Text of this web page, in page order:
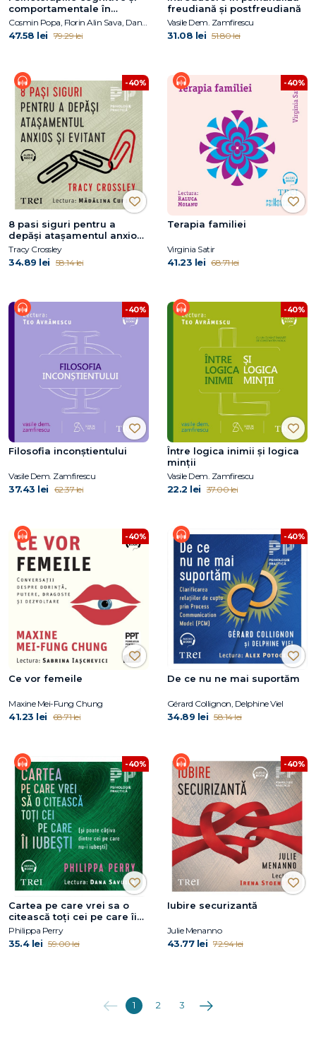
comportamentale în
tulburările de personalitate.
Aplicații practice și noi
direcții
47.58 lei 79.29 lei
freudiană şi postfreudiană
Vasile Dem. Zamfirescu
31.08 lei 51.80 lei
-40%
8 pasi siguri pentru a
depăși atașamentul anxios
și evitant
Tracy Crossley
34.89 lei 58.14 lei
-40%
Terapia familiei
Virginia Satir
41.23 lei 68.71 lei
-40%
Filosofia inconștientului
Vasile Dem. Zamfirescu
37.43 lei 62.37 lei
-40%
Între logica inimii şi logica
minţii
Vasile Dem. Zamfirescu
22.2 lei 37.00 lei
-40%
Ce vor femeile
Maxine Mei-Fung Chung
41.23 lei 68.71 lei
-40%
De ce nu ne mai suportăm
Gérard Collignon, Delphine Viel
34.89 lei 58.14 lei
-40%
Cartea pe care vrei sa o
citească toți cei pe care îi
iubești
Philippa Perry
35.4 lei 59.00 lei
-40%
Iubire securizantă
Julie Menanno
43.77 lei 72.94 lei
Anterioara
1 2 3 Următoarea